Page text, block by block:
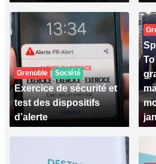
Grenoble Société
Exercice de sécurité et
test des dispositifs
d’alerte